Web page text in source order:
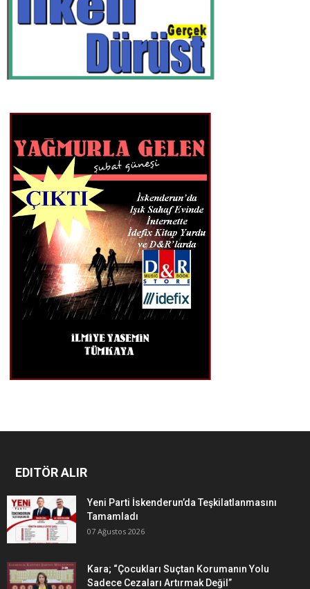
EDITÖR ALIR
Yeni Parti İskenderun’da Teşkilatlanmasını
Tamamladı
07 Ağustos 2026
Kara; “Çocukları Suçtan Korumanın Yolu
Sadece Cezaları Artırmak Değil”